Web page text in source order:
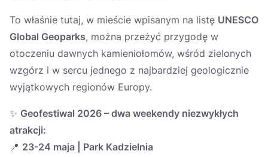
To właśnie tutaj, w mieście wpisanym na listę UNESCO
Global Geoparks, można przeżyć przygodę w
otoczeniu dawnych kamieniołomów, wśród zielonych
wzgórz i w sercu jednego z najbardziej geologicznie
wyjątkowych regionów Europy.
✨ Geofestiwal 2026 – dwa weekendy niezwykłych
atrakcji:
📍 23-24 maja | Park Kadzielnia